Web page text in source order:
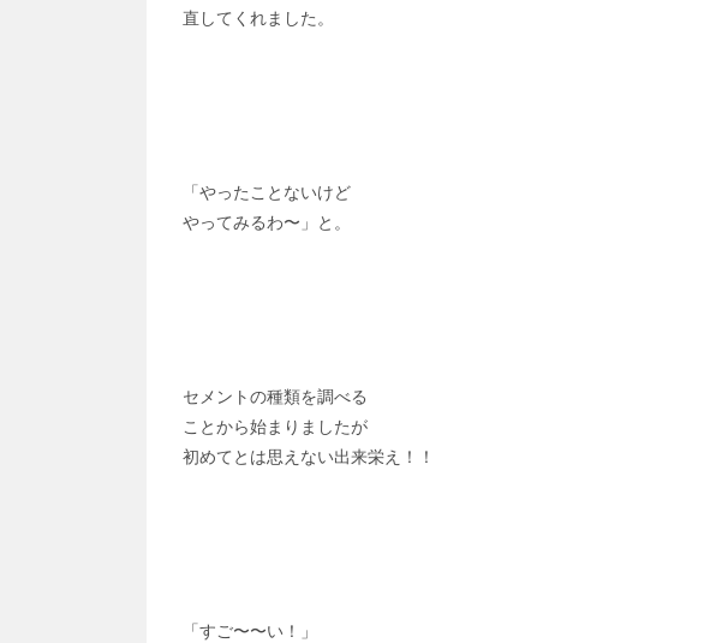
直してくれました。
「やったことないけど
やってみるわ〜」と。
セメントの種類を調べる
ことから始まりましたが
初めてとは思えない出来栄え！！
「すご〜〜い！」